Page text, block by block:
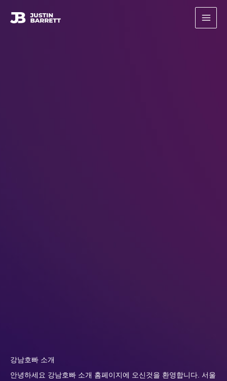
강남호빠 소개
안녕하세요 강남호빠 소개 홈페이지에 오신것을 환영합니다. 서울